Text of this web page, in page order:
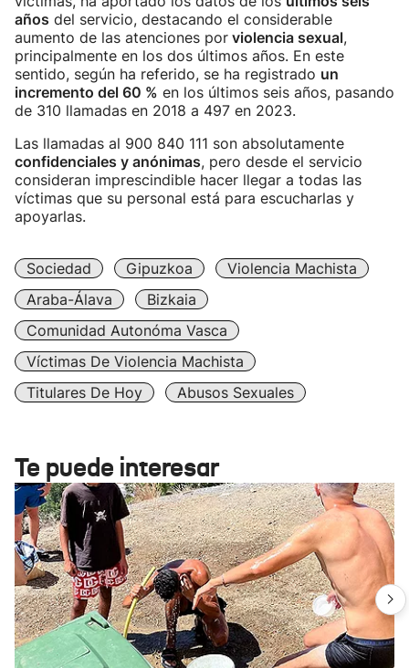
años del servicio, destacando el considerable
aumento de las atenciones por violencia sexual,
principalmente en los dos últimos años. En este
sentido, según ha referido, se ha registrado un
incremento del 60 % en los últimos seis años, pasando
de 310 llamadas en 2018 a 497 en 2023.
Las llamadas al 900 840 111 son absolutamente
confidenciales y anónimas, pero desde el servicio
consideran imprescindible hacer llegar a todas las
víctimas que su personal está para escucharlas y
apoyarlas.
Sociedad Gipuzkoa
Violencia Machista
Araba-Álava
Bizkaia
Comunidad Autonóma Vasca
Víctimas De Violencia Machista
Titulares De Hoy
Abusos Sexuales
Te puede interesar